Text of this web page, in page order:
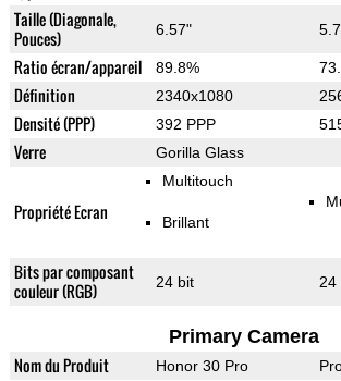
Taille (Diagonale,
Pouces)
6.57"
Ratio écran/appareil 89.8%
Définition 2340x1080
Densité (PPP) 392 PPP
Verre Gorilla Glass
Propriété Ecran
Multitouch
Brillant
Bits par composant
couleur (RGB)
24 bit 24
Primary Camera
Nom du Produit Honor 30 Pro